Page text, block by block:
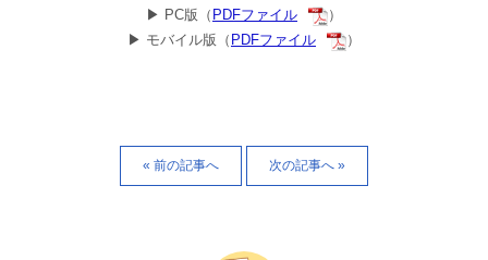
▶ PC版（ PDFファイル
）
▶ モバイル版（ PDFファイル ）
« 前の記事へ 次の記事へ »